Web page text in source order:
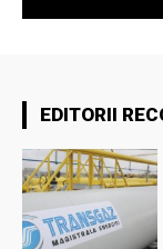
EDITORII